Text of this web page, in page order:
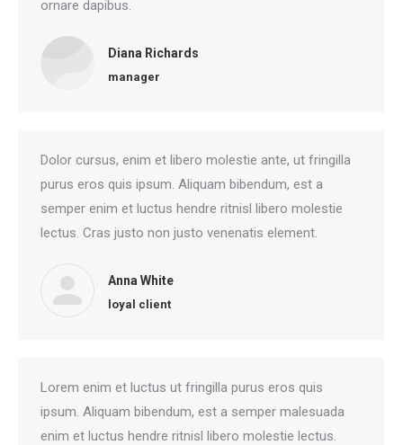
ornare dapibus.
Diana Richards
manager
Dolor cursus, enim et libero molestie ante, ut fringilla
purus eros quis ipsum. Aliquam bibendum, est a
semper enim et luctus hendre ritnisl libero molestie
lectus. Cras justo non justo venenatis element.
Anna White
loyal client
Lorem enim et luctus ut fringilla purus eros quis
ipsum. Aliquam bibendum, est a semper malesuada
enim et luctus hendre ritnisl libero molestie lectus.